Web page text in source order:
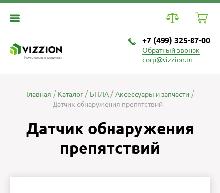
Комплексные решения
+7 (499) 325-87-00
Обратный звонок
corp@vizzion.ru
Главная Каталог БПЛА
Аксессуары и запчасти
Датчик обнаружения препятствий
Датчик обнаружения
препятствий